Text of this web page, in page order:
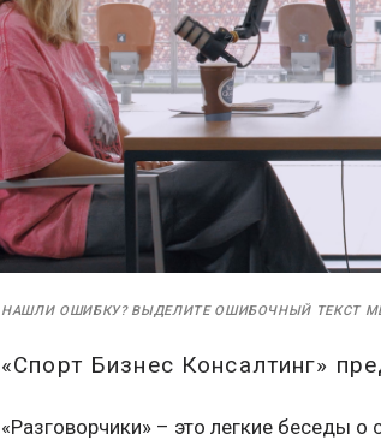
НАШЛИ ОШИБКУ? ВЫДЕЛИТЕ ОШИБОЧНЫЙ ТЕКСТ
«Спорт Бизнес Консалтинг»
«Разговорчики» – это легкие беседы